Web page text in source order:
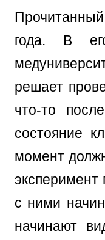
года. В
решает
что-то
состояние
момент
эксперимент
с ними
начинают